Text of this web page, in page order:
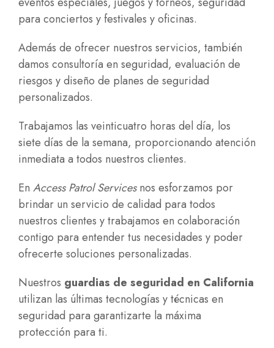
para conciertos y festivales y oficinas.
Además de ofrecer nuestros servicios, también
damos consultoría en seguridad, evaluación de
riesgos y diseño de planes de seguridad
personalizados.
Trabajamos las veinticuatro horas del día, los
siete días de la semana, proporcionando atención
inmediata a todos nuestros clientes.
En Access Patrol Servicesnos esforzamos por
brindar un servicio de calidad para todos
nuestros clientes y trabajamos en colaboración
contigo para entender tus necesidades y poder
ofrecerte soluciones personalizadas.
Nuestros guardias de seguridad en California
utilizan las últimas tecnologías y técnicas en
seguridad para garantizarte la máxima
protección para ti.